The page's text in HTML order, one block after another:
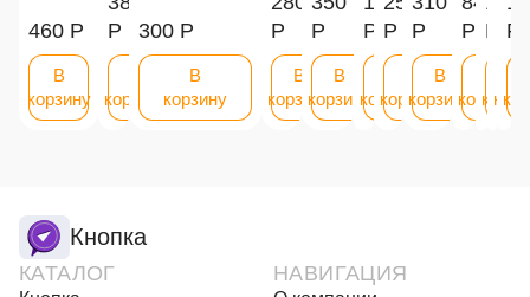
460 Р
В
корзину
Р
корзину
300 Р
В
корзину
Р
В
корзину
Р
В
корзину
Р
корзину
Р
корзину
Р
В
корзину
Р
корзину
Р
РР
Кнопка
КАТАЛОГ НАВИГАЦИЯ